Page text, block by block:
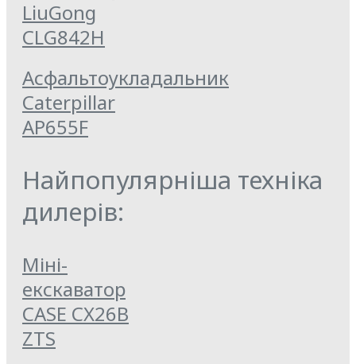
LiuGong
CLG842H
Асфальтоукладальник
Caterpillar
AP655F
Найпопулярніша техніка
дилерів:
Міні-
екскаватор
CASE CX26B
ZTS